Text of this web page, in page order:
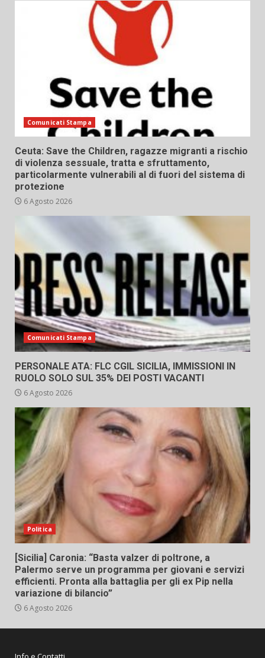
Comunicati Stampa
Ceuta: Save the Children, ragazze migranti a rischio
di violenza sessuale, tratta e sfruttamento,
particolarmente vulnerabili al di fuori del sistema di
protezione
6 Agosto 2026
Comunicati Stampa
PERSONALE ATA: FLC CGIL SICILIA, IMMISSIONI IN
RUOLO SOLO SUL 35% DEI POSTI VACANTI
6 Agosto 2026
Politica
[Sicilia] Caronia: “Basta valzer di poltrone, a
Palermo serve un programma per giovani e servizi
efficienti. Pronta alla battaglia per gli ex Pip nella
variazione di bilancio”
6 Agosto 2026